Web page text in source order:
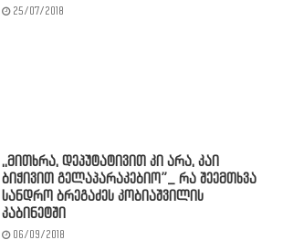
25/07/2018
,,მითხრა, დეპუტატივით კი არა, კაი
ბიჭივით გელაპარაკებიო”_ რა შეემთხვა
სანდრო ბრეგაძეს კობიაშვილის
კაბინეტში
06/09/2018